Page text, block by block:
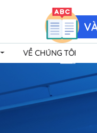
VỀ CHÚNG TÔI